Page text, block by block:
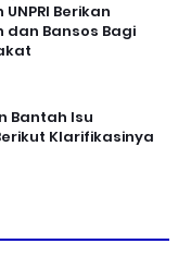
Berikan
Bansos Bagi
Bantah Isu
Klarifikasinya